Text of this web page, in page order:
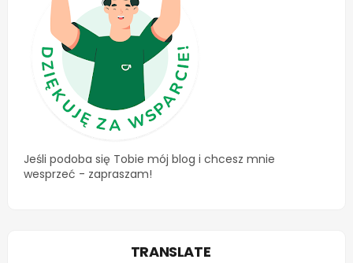
Jeśli podoba się Tobie mój blog i chcesz mnie
wesprzeć - zapraszam!
TRANSLATE